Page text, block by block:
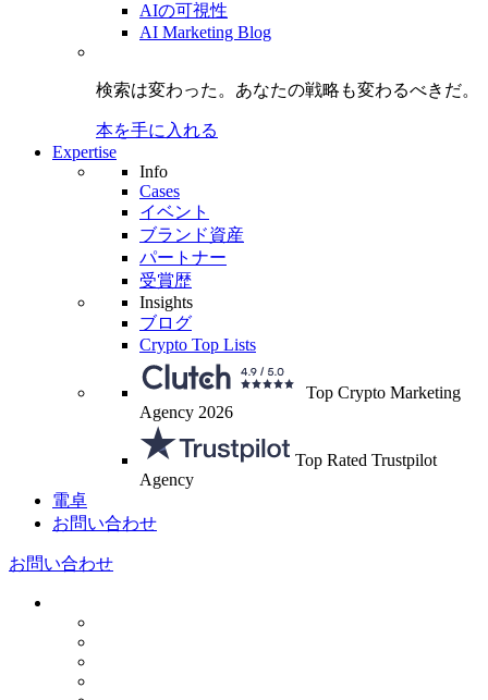
AIの可視性
AI Marketing Blog
検索は変わった。 あなたの戦略も変わるべきだ。
本を手に入れる
Expertise
Info
Cases
イベント
ブランド資産
パートナー
受賞歴
Insights
ブログ
Crypto Top Lists
Top Crypto Marketing
Agency 2026
Top Rated Trustpilot
Agency
電卓
お問い合わせ
お問い合わせ